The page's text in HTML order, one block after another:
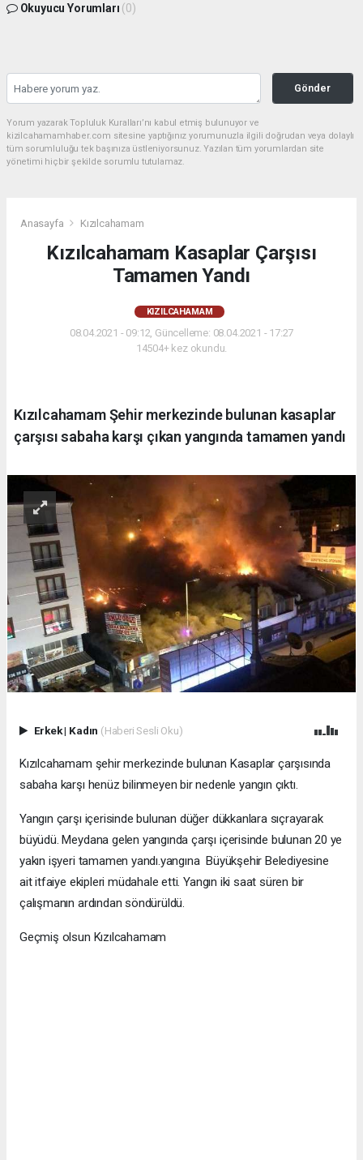
Okuyucu Yorumları (0)
Gönder
Yorum yazarak Topluluk Kuralları’nı kabul etmiş bulunuyor ve
kizilcahamamhaber.com sitesine yaptığınız yorumunuzla ilgili doğrudan veya dolaylı
tüm sorumluluğu tek başınıza üstleniyorsunuz. Yazılan tüm yorumlardan site
yönetimi hiçbir şekilde sorumlu tutulamaz.
Anasayfa Kızılcahamam
Kızılcahamam Kasaplar Çarşısı
Tamamen Yandı
KIZILCAHAMAM
08.04.2021 - 09:12, Güncelleme: 08.04.2021 - 17:27
14504+ kez okundu.
Kızılcahamam Şehir merkezinde bulunan kasaplar
çarşısı sabaha karşı çıkan yangında tamamen yandı
Erkek| Kadın (Haberi Sesli Oku)
Kızılcahamam şehir merkezinde bulunan Kasaplar çarşısında
sabaha karşı henüz bilinmeyen bir nedenle yangın çıktı.
Yangın çarşı içerisinde bulunan düğer dükkanlara sıçrayarak
büyüdü. Meydana gelen yangında çarşı içerisinde bulunan 20 ye
yakın işyeri tamamen yandı.yangına Büyükşehir Belediyesine
ait itfaiye ekipleri müdahale etti. Yangın iki saat süren bir
çalışmanın ardından söndürüldü.
Geçmiş olsun Kızılcahamam